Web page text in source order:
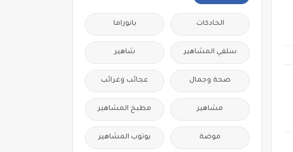
الحادكات بانوراما
سلفي المشاهير شاهير
صحة وجمال عجائب وغرائب
مشاهير مطبخ المشاهير
موضة يوتوب المشاهير